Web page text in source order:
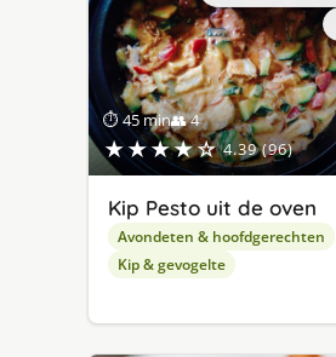
⏱ 45 min👥 4
★★★★☆ 4.39 (96)
Kip Pesto uit de oven
Avondeten & hoofdgerechten
Kip & gevogelte